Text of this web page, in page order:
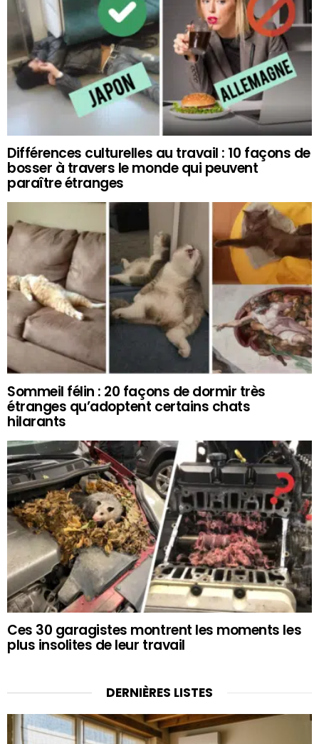
Différences culturelles au travail : 10 façons de
bosser à travers le monde qui peuvent
paraître étranges
Sommeil félin : 20 façons de dormir très
étranges qu’adoptent certains chats
hilarants
Ces 30 garagistes montrent les moments les
plus insolites de leur travail
DERNIÈRES LISTES